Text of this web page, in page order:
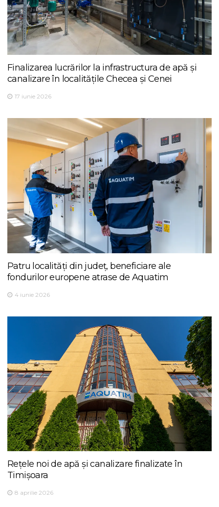
Finalizarea lucrărilor la infrastructura de apă și
canalizare în localitățile Checea și Cenei
17 iunie 2026
Patru localități din județ, beneficiare ale
fondurilor europene atrase de Aquatim
4 iunie 2026
Rețele noi de apă și canalizare finalizate în
Timișoara
8 aprilie 2026